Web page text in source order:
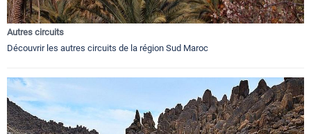
Autres circuits
Découvrir les autres circuits de la région Sud Maroc